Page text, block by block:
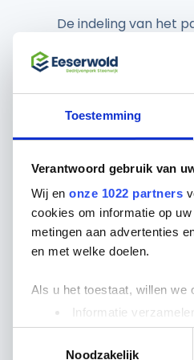
Toestemming
Verantwoord gebruik van
Wij en onze 1022 partners
cookies om informatie op
metingen aan advertenties
en met welke doelen.
Als u het toestaat, willen we
Informatie
Uw apparaat
Lees meer over hoe uw
Noodzakelijk
De indeling van het
Keurmerk Veilig
Eesveenseweg 24/7
diverse bestanden
actie vragen. Maar
bijvoorbeeld aan
inschakelt.
Dôme-camera’s